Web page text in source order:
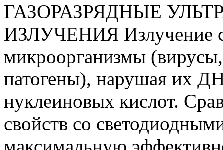
ГАЗОРАЗРЯДНЫЕ
ИЗЛУЧЕНИЯ Излучение
микроорганизмы
патогены), нарушая их
нуклеиновых кислот.
свойств со